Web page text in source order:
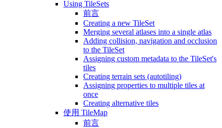
Using TileSets
前言
Creating a new TileSet
Merging several atlases into a single atlas
Adding collision, navigation and occlusion
to the TileSet
Assigning custom metadata to the TileSet's
tiles
Creating terrain sets (autotiling)
Assigning properties to multiple tiles at
once
Creating alternative tiles
使用 TileMap
前言